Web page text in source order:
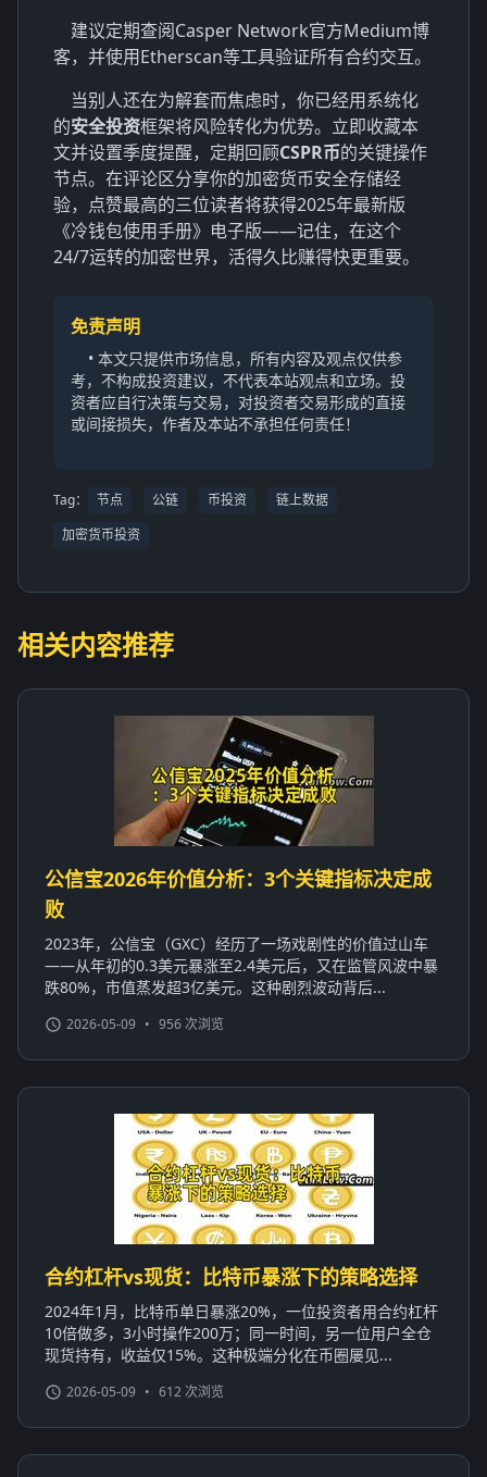
建议定期查阅Casper Network官方Medium博
客，并使用Etherscan等工具验证所有合约交互。
当别人还在为解套而焦虑时，你已经用系统化
的安全投资框架将风险转化为优势。立即收藏本
文并设置季度提醒，定期回顾CSPR币的关键操作
节点。在评论区分享你的加密货币安全存储经
验，点赞最高的三位读者将获得2025年最新版
《冷钱包使用手册》电子版——记住，在这个
24/7运转的加密世界，活得久比赚得快更重要。
免责声明
• 本文只提供市场信息，所有内容及观点仅供参
考，不构成投资建议，不代表本站观点和立场。投
资者应自行决策与交易，对投资者交易形成的直接
或间接损失，作者及本站不承担任何责任！
Tag： 节点 公链 币投资
链上数据
加密货币投资
相关内容推荐
公信宝2026年价值分析：3个关键指标决定成
败
2023年，公信宝（GXC）经历了一场戏剧性的价值过山车
——从年初的0.3美元暴涨至2.4美元后，又在监管风波中暴
跌80%，市值蒸发超3亿美元。这种剧烈波动背后...
2026-05-09 • 956 次浏览
合约杠杆vs现货：比特币暴涨下的策略选择
2024年1月，比特币单日暴涨20%，一位投资者用合约杠杆
10倍做多，3小时操作200万；同一时间，另一位用户全仓
现货持有，收益仅15%。这种极端分化在币圈屡见...
2026-05-09 • 612 次浏览